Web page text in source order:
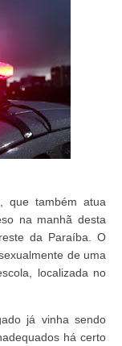
que também atua
na manhã desta
da Paraíba. O
de uma
localizada no
já vinha sendo
há certo